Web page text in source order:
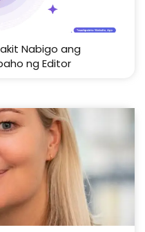
Nabigo ang
ng Editor